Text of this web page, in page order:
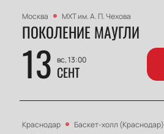
Москва МХТ им. А. П. Чехова
ПОКОЛЕНИЕ МАУГЛИ
13 вс, 13:00
СЕНТ
Краснодар Баскет-холл (Краснодар)